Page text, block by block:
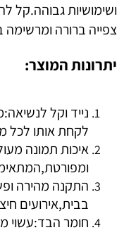
ושימושיות גבוהה.קל
צפייה ברורה
יתרונות המוצר:
נייד וקל
לקחת אותו לכל
איכות תמונה
התקנה מהירה
בבית,אירועים
חומר הבד:עשוי